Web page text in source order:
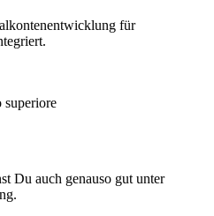
für
Du auch genauso gut unter